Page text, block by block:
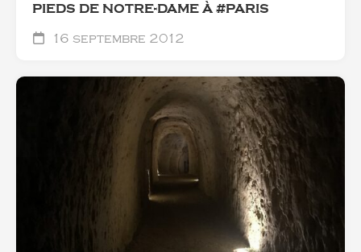
PIEDS DE NOTRE-DAME À #PARIS
16 septembre 2012